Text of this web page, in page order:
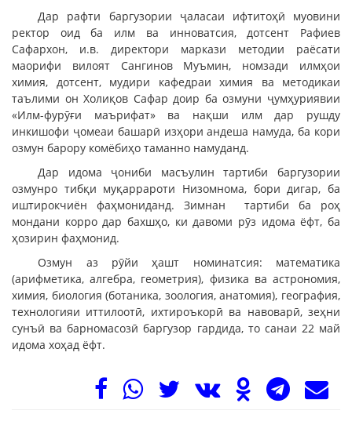
Дар рафти баргузории ҷаласаи ифтитоҳӣ муовини
ректор оид ба илм ва инноватсия, дотсент Рафиев
Сафархон, и.в. директори маркази методии раёсати
маорифи вилоят Сангинов Муъмин, номзади илмҳои
химия, дотсент, мудири кафедраи химия ва методикаи
таълими он Холиқов Сафар доир ба озмуни ҷумҳуриявии
«Илм-фурӯғи маърифат» ва нақши илм дар рушду
инкишофи ҷомеаи башарӣ изҳори андеша намуда, ба кори
озмун барору комёбиҳо таманно намуданд.
Дар идома ҷониби масъулин тартиби баргузории
озмунро тибқи муқаррароти Низомнома, бори дигар, ба
иштирокчиён фаҳмониданд. Зимнан тартиби ба роҳ
мондани корро дар бахшҳо, ки давоми рӯз идома ёфт, ба
ҳозирин фаҳмонид.
Озмун аз рӯйи ҳашт номинатсия: математика
(арифметика, алгебра, геометрия), физика ва астрономия,
химия, биология (ботаника, зоология, анатомия), география,
технологияи иттилоотӣ, ихтироъкорӣ ва навоварӣ, зеҳни
сунъӣ ва барномасозӣ баргузор гардида, то санаи 22 май
идома хоҳад ёфт.